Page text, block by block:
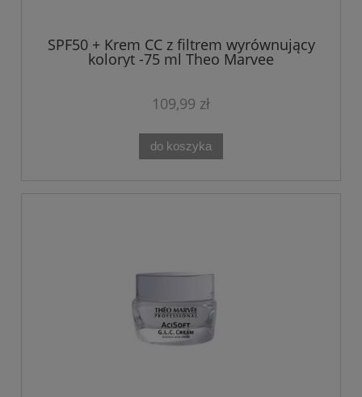
SPF50 + Krem CC z filtrem wyrównujący
koloryt -75 ml Theo Marvee
109,99 zł
do koszyka